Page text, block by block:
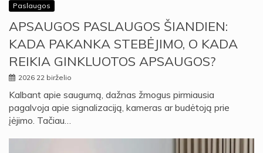
Paslaugos
APSAUGOS PASLAUGOS ŠIANDIEN:
KADA PAKANKA STEBĖJIMO, O KADA
REIKIA GINKLUOTOS APSAUGOS?
2026 22 birželio
Kalbant apie saugumą, dažnas žmogus pirmiausia
pagalvoja apie signalizaciją, kameras ar budėtoją prie
įėjimo. Tačiau…